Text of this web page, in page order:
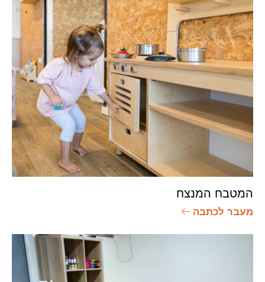
המטבח המנצח
מעבר לכתבה